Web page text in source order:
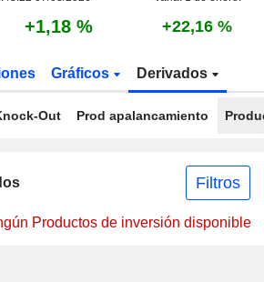
+1,18 % +22,16 %
Gráficos Derivados
Out Prod apalancamiento
Filtros
Productos de inversión disponible